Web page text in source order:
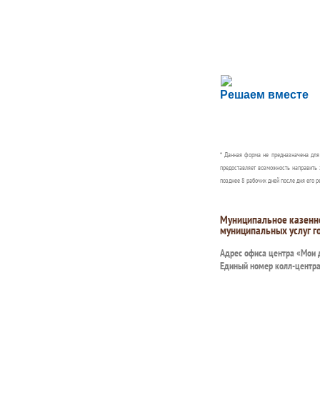
Решаем вместе
Сложности с
Сообщите об этом
* Данная форма не предназначена
предоставляет возможность
позднее 8 рабочих дней после дня его
Муниципальное
муниципальных услуг
Адрес офиса центра «Мои
Единый номер колл-